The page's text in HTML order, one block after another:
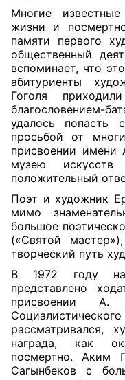
Многие
жизни и
памяти первого
общественный
вспоминает, что
абитуриенты
Гоголя
удалось
просьбой от
присвоении имени
музею
положительный
Поэт и художник
мимо
большое
(«Святой
творческий путь
В 1972 году
представлено
присвоении А.
рассматривался,
награда, как
посмертно. Аким
Сагынбеков с